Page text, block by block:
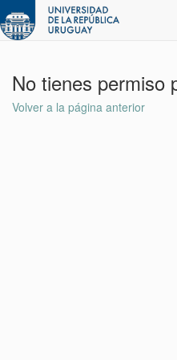
No tienes permiso
Volver a la página anterior